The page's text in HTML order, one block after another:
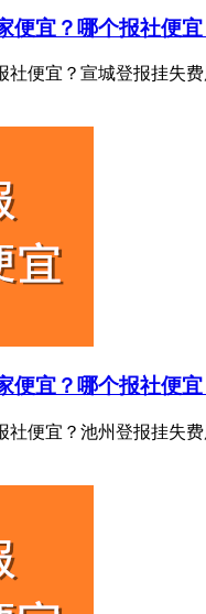
便宜？哪个报社便宜
社便宜？宣城登报挂失
便宜？哪个报社便宜
社便宜？池州登报挂失